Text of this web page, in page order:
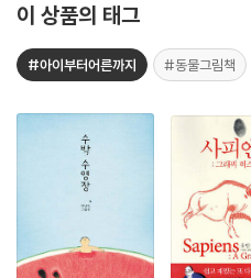
이 상품의 태그
#아이부터어른까지 #동물그림책